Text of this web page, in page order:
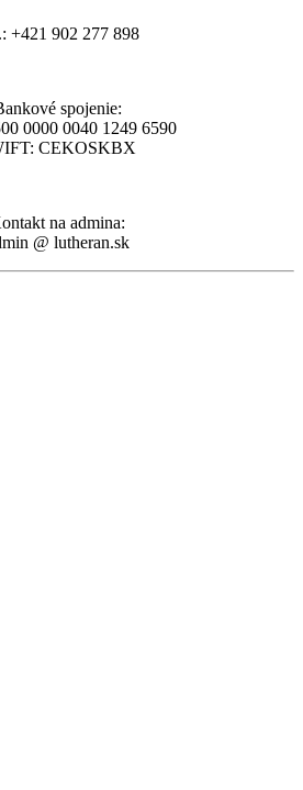
+421 902 277 898
spojenie:
0000 0040 1249 6590
CEKOSKBX
na admina:
@ lutheran.sk